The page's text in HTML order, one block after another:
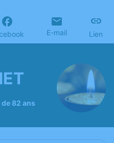
E-mail Lien
82 ans